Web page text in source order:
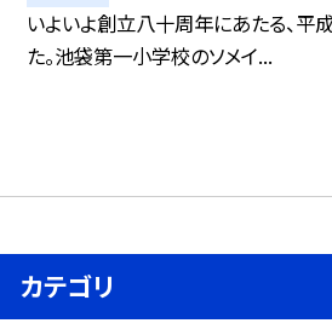
いよいよ創立八十周年にあたる、平
た。池袋第一小学校のソメイ...
カテゴリ